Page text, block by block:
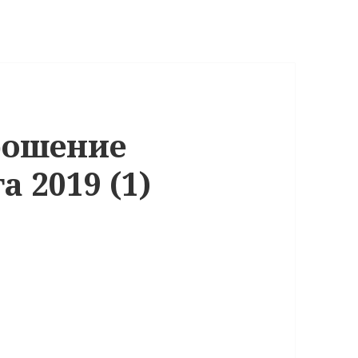
2019 (1)